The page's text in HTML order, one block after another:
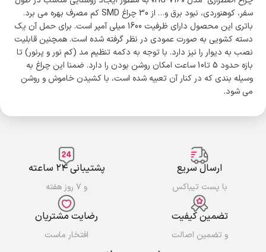
سفر، کوهنوردی، نبود برق و… از 30 چراغ SMD کم مصرف بهره می برد.
باتری این محصول دارای ظرفیت 1600 میلی آمپر است. برای حمل آن یک
دسته کشویی به صورت عمودی در نظر گرفته شده است. همچنین قابلیت
نصب به دیوار را نیز دارد. با توجه به دکمه تنظیم مد (کم نور و پرنور) تا
بازه حدود 5 تا10 ساعت امکان روشن بودن را دارد. ضمنا این چراغ به
وسیله بندی که در کنار آن تعبیه شده است، با کشیدن خاموش و روشن
می شود.
ارسال سریع
با پست تیباکس
پشتیبانی ۲۴ ساعته
و ۷ روز هفته
تضمین کیفیت
و تضمین اصالت
رضایت مشتریان
افتخار ماست